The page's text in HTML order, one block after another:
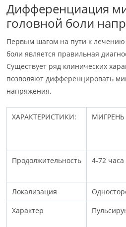
Дифференциация
головной боли
Первым шагом на пути к
боли является правильная
Существует ряд клинических
позволяют дифференцировать
напряжения.
ХАРАКТЕРИСТИКИ: МИГРЕНЬ
Продолжительность
4-72 часа
Локализация
Характер